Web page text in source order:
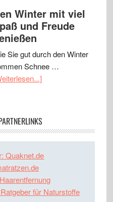
Winter mit viel
und Freude
Sie gut durch den Winter
Schnee …
Quaknet.de
für Naturstoffe